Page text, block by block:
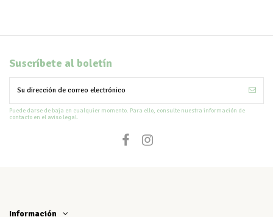
Suscríbete al boletín
Puede darse de baja en cualquier momento. Para ello, consulte nuestra información de
contacto en el aviso legal.
Información